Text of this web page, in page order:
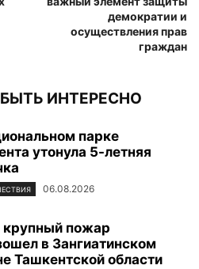
демократии и
осуществления прав
граждан
ИНТЕРЕСНО
парке
утонула 5-летняя
06.08.2026
пожар
в Зангиатинском
Ташкентской области